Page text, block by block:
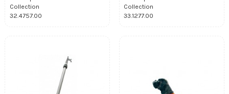
Collection
32.4757.00
Collection
33.1277.00